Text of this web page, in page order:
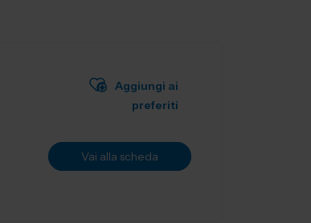
Aggiungi ai
preferiti
Vai alla scheda